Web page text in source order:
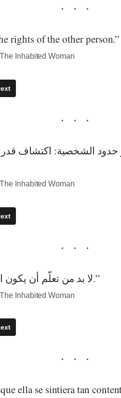
rights of the other person.”
Inhabited Woman
Inhabited Woman
“لا بد من تعلّم أن يكون الإنسان رفيقًا طيبًا لنفسه.”
Inhabited Woman
ella se sintiera tan